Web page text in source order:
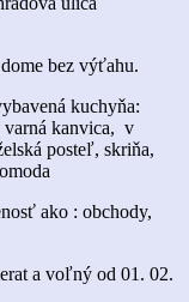
bez výťahu.
kuchyňa:
varná kanvica, v
posteľ, skriňa,
ako : obchody,
a voľný od 01. 02.